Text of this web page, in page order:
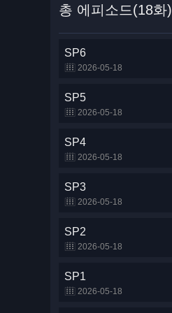
총 에피소드(18화)
SP6
2026-05-18
SP5
2026-05-18
SP4
2026-05-18
SP3
2026-05-18
SP2
2026-05-18
SP1
2026-05-18